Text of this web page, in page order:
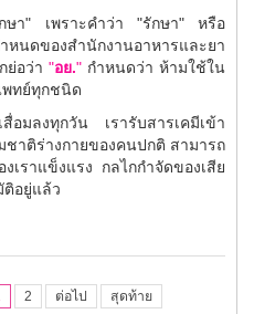
กษา" เพราะคำว่า "รักษา" หรือ
นดของสำนักงานอาหารและยา
ย่อว่า "อย." กำหนดว่า ห้ามใช้ใน
ทย์ทุกชนิด
สื่อมลงทุกวัน เรารับสารเคมีเข้า
ชาติร่างกายของคนปกติ สามารถ
เราแข็งแรง กลไกกำจัดของเสีย
ติอยู่แล้ว
2 ต่อไป สุดท้าย